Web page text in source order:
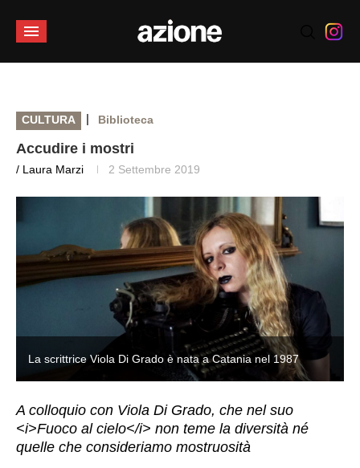
CULTURA | Biblioteca
Accudire i mostri
/ Laura Marzi 2 Settembre 2019
La scrittrice Viola Di Grado è nata a Catania nel 1987
A colloquio con Viola Di Grado, che nel suo
<i>Fuoco al cielo</i> non teme la diversità né
quelle che consideriamo mostruosità